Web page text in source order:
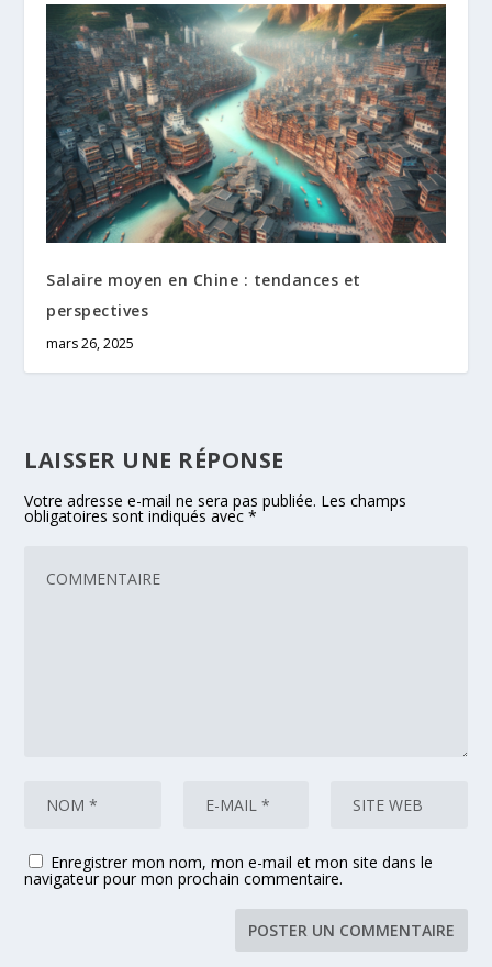
Salaire moyen en Chine : tendances et
perspectives
mars 26, 2025
LAISSER UNE RÉPONSE
Votre adresse e-mail ne sera pas publiée. Les champs
obligatoires sont indiqués avec*
Enregistrer mon nom, mon e-mail et mon site dans le
navigateur pour mon prochain commentaire.